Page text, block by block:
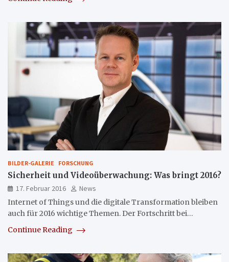
BILDER-GALERIE FORSCHUNG
Sicherheit und Videoüberwachung: Was bringt 2016?
17. Februar 2016
News
Internet of Things und die digitale Transformation bleiben
auch für 2016 wichtige Themen. Der Fortschritt bei…
Continue Reading